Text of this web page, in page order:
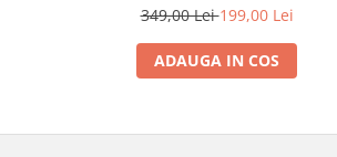
349,00 Lei199,00 Lei
ADAUGA IN COS